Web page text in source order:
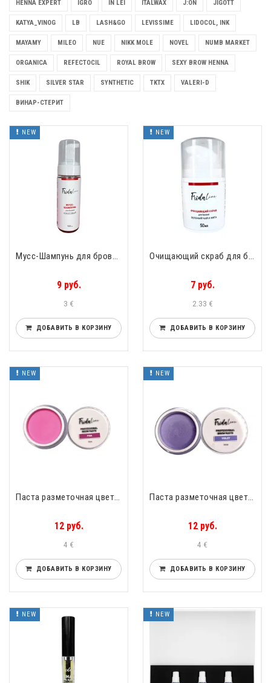
HENNA EXPERT IGRO IN LEI ITALWAX J:ON JIGOTT
KATYA_VINOG LB LASH&GO LEVISSIME LIDOCOL, INK
MAYAMY MILEO NUE NIKK MOLE NOVEL NUMB MARKET
ORGANICA REFECTOCIL ROYAL BROW SEXY BROW HENNA
SHIK SILVER STAR SYNTHETIC TKTX VALERI-D
ВИНАР-СТЕРИТ
NEW
9 руб.
3 €
ДОБАВИТЬ В КОРЗИНУ
NEW
7 руб.
2.33 €
ДОБАВИТЬ В КОРЗИНУ
NEW
12 руб.
4 €
ДОБАВИТЬ В КОРЗИНУ
NEW
12 руб.
4 €
ДОБАВИТЬ В КОРЗИНУ
NEW NEW